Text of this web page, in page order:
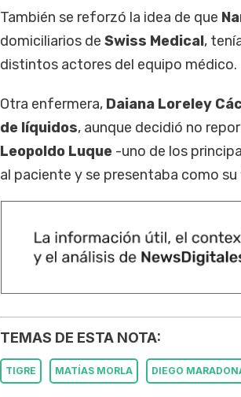
También se reforzó la idea de que
domiciliarios de Swiss Medical,
distintos actores del equipo médico.
Otra enfermera, Daiana Loreley
de líquidos, aunque decidió no
Leopoldo Luque -uno de los
al paciente y se presentaba como su
TEMAS DE ESTA NOTA:
TIGRE MATÍAS MORLA DIEGO